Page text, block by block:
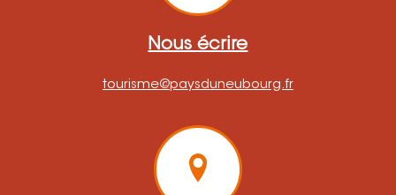
Nous écrire
tourisme@paysduneubourg.fr